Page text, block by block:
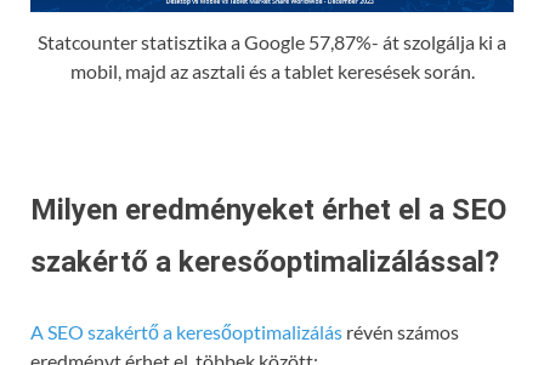
Statcounter statisztika a Google 57,87%- át szolgálja ki a
mobil, majd az asztali és a tablet keresések során.
Milyen eredményeket érhet el a SEO
szakértő a keresőoptimalizálással?
A SEO szakértő a keresőoptimalizálás révén számos